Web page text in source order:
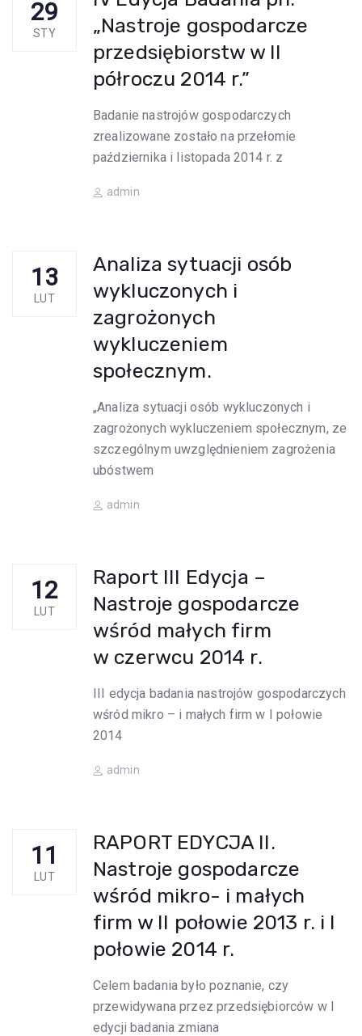
29
STY
„Nastroje gospodarcze
przedsiębiorstw w II
półroczu 2014 r.”
Badanie nastrojów gospodarczych
zrealizowane zostało na przełomie
października i listopada 2014 r. z
Author
admin
13
LUT
Analiza sytuacji osób
wykluczonych i
zagrożonych
wykluczeniem
społecznym.
„Analiza sytuacji osób wykluczonych i
zagrożonych wykluczeniem społecznym, ze
szczególnym uwzględnieniem zagrożenia
ubóstwem
Author
admin
12
LUT
Raport III Edycja –
Nastroje gospodarcze
wśród małych firm
w czerwcu 2014 r.
III edycja badania nastrojów gospodarczych
wśród mikro – i małych firm w I połowie
2014
Author
admin
11
LUT
RAPORT EDYCJA II.
Nastroje gospodarcze
wśród mikro- i małych
firm w II połowie 2013 r. i I
połowie 2014 r.
Celem badania było poznanie, czy
przewidywana przez przedsiębiorców w I
edycji badania zmiana